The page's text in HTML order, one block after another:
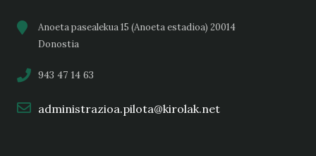
Anoeta pasealekua 15 (Anoeta estadioa) 20014
Donostia
943 47 14 63
administrazioa.pilota@kirolak.net